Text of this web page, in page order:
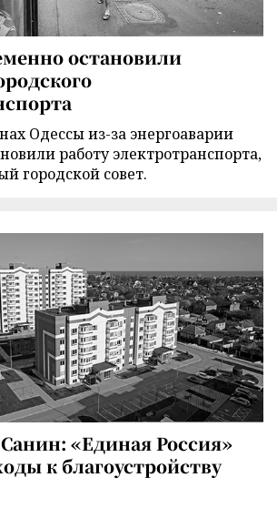
остановили
Одессы из-за энергоаварии
работу электротранспорта,
городской совет.
«Единая Россия»
к благоустройству